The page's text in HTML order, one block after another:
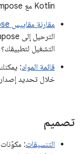
Kotlin مع Compose.
مقارنة مقاييس Compose والعرض
التشغيل لتطبيقك؟
قائمة المواد
خلال تحديد إصدار
تصميم
التنسيقات